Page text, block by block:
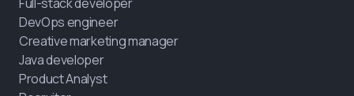
DevOps engineer
Creative marketing manager
Java developer
Product Analyst